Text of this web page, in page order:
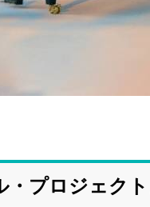
・プロジェク